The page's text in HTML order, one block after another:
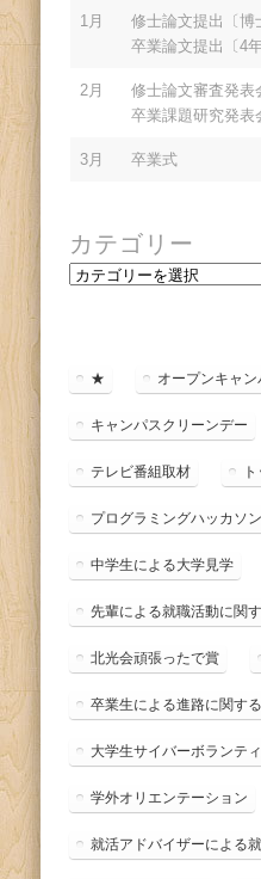
1月
修士論文提出〔博
卒業論文提出〔4年
2月
修士論文審査発表
卒業課題研究発表
3月 卒業式
カテゴリー
カ
ー ★ オープンキャン
キャンパスクリーンデー
テレビ番組取材
プログラミングハッカソン
中学生による大学見学
先輩による就職活動に関
北光会頑張ったで賞
卒業生による進路に関す
大学生サイバーボランテ
学外オリエンテーション
就活アドバイザーによる